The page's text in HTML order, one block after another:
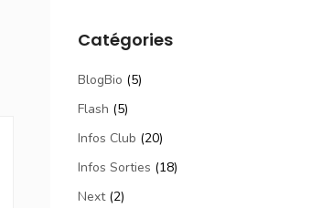
Catégories
BlogBio (5)
Flash (5)
Infos Club (20)
Infos Sorties (18)
Next(2)